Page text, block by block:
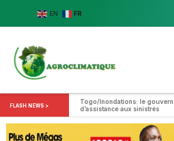
EN FR
FLASH NEWS >
Togo/Inondations: le
d’assistance aux sinistrés